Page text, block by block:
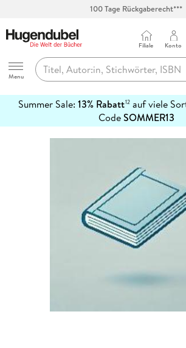
100 Tage Rückgaberecht***
Hugendubel
Menu
Filiale Konto
Summer Sale: 13% Rabatt12auf viele
CodeSOMMER13
erfahren